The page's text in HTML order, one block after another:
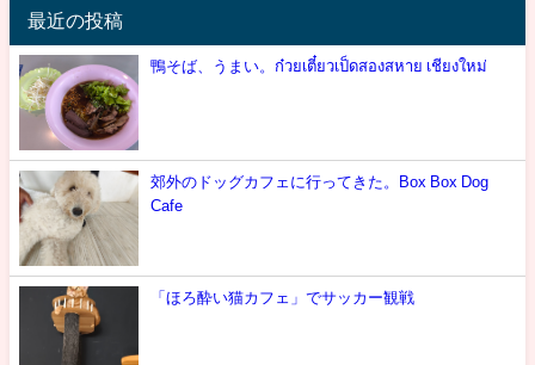
最近の投稿
鴨そば、うまい。ก๋วยเตี๋ยวเป็ดสองสหาย เชียงใหม่
郊外のドッグカフェに行ってきた。Box Box Dog
Cafe
「ほろ酔い猫カフェ」でサッカー観戦